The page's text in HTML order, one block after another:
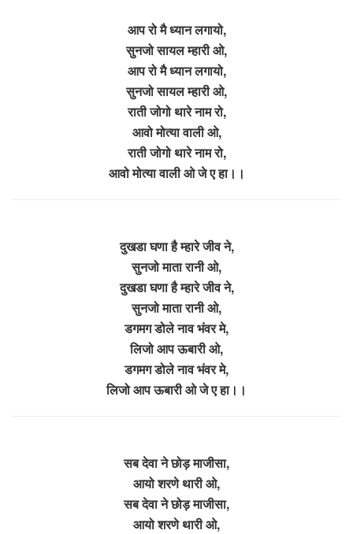
आप रो मै ध्यान लगायो,
सुनजो सायल म्हारी ओ,
आप रो मै ध्यान लगायो,
सुनजो सायल म्हारी ओ,
राती जोगो थारे नाम रो,
आवो मोत्या वाली ओ,
राती जोगो थारे नाम रो,
आवो मोत्या वाली ओ जे ए हा।।
दुखडा घणा है म्हारे जीव ने,
सुनजो माता रानी ओ,
दुखडा घणा है म्हारे जीव ने,
सुनजो माता रानी ओ,
डगमग डोले नाव भंवर मे,
लिजो आप ऊबारी ओ,
डगमग डोले नाव भंवर मे,
लिजो आप ऊबारी ओ जे ए हा।।
सब देवा ने छोड़ माजीसा,
आयो शरणे थारी ओ,
सब देवा ने छोड़ माजीसा,
आयो शरणे थारी ओ,